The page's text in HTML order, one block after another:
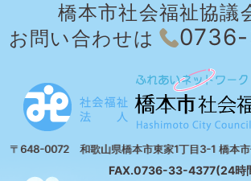
橋本市社会福祉協議
お問い合わせは
〒648-0072 和歌山県橋本市東家1丁目3-1 橋本
FAX.0736-33-4377(24時